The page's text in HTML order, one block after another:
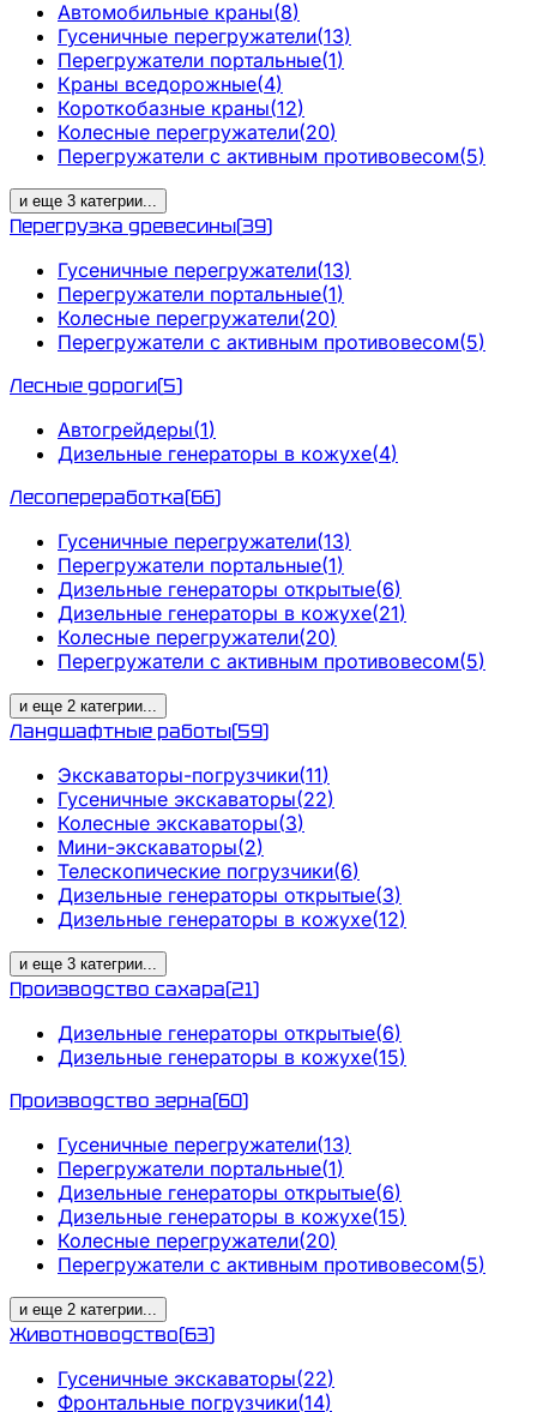
Автомобильные краны(8)
Гусеничные перегружатели(13)
Перегружатели портальные(1)
Краны вседорожные(4)
Короткобазные краны(12)
Колесные перегружатели(20)
Перегружатели с активным противовесом(5)
и еще 3 категрии...
Перегрузка древесины(39)
Гусеничные перегружатели(13)
Перегружатели портальные(1)
Колесные перегружатели(20)
Перегружатели с активным противовесом(5)
Лесные дороги(5)
Автогрейдеры(1)
Дизельные генераторы в кожухе(4)
Лесопереработка(66)
Гусеничные перегружатели(13)
Перегружатели портальные(1)
Дизельные генераторы открытые(6)
Дизельные генераторы в кожухе(21)
Колесные перегружатели(20)
Перегружатели с активным противовесом(5)
и еще 2 категрии...
Ландшафтные работы(59)
Экскаваторы-погрузчики(11)
Гусеничные экскаваторы(22)
Колесные экскаваторы(3)
Мини-экскаваторы(2)
Телескопические погрузчики(6)
Дизельные генераторы открытые(3)
Дизельные генераторы в кожухе(12)
и еще 3 категрии...
Производство сахара(21)
Дизельные генераторы открытые(6)
Дизельные генераторы в кожухе(15)
Производство зерна(60)
Гусеничные перегружатели(13)
Перегружатели портальные(1)
Дизельные генераторы открытые(6)
Дизельные генераторы в кожухе(15)
Колесные перегружатели(20)
Перегружатели с активным противовесом(5)
и еще 2 категрии...
Животноводство(63)
Гусеничные экскаваторы(22)
Фронтальные погрузчики(14)